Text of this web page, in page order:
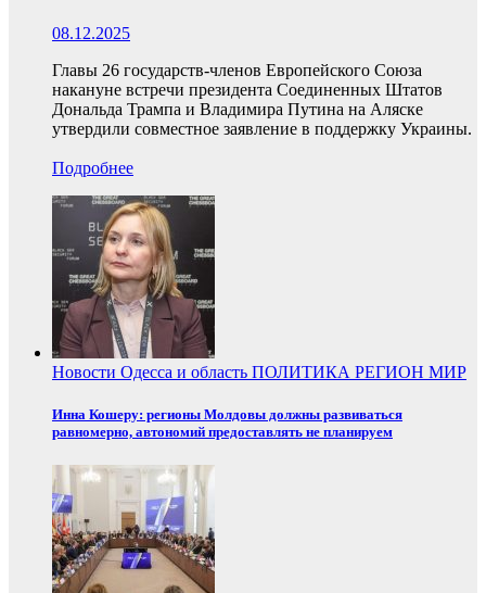
08.12.2025
Главы 26 государств-членов Европейского Союза
накануне встречи президента Соединенных Штатов
Дональда Трампа и Владимира Путина на Аляске
утвердили совместное заявление в поддержку Украины.
Подробнее
Новости Одесса и область ПОЛИТИКА РЕГИОН МИР
Инна Кошеру: регионы Молдовы должны развиваться
равномерно, автономий предоставлять не планируем